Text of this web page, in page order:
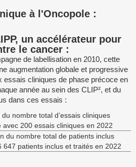
à l'Oncopole :
un accélérateur pour
le cancer :
de labellisation en 2010, cette
augmentation globale et progressive
essais cliniques de phase précoce en
année au sein des CLIP², et du
dans ces essais :
nombre total d’essais cliniques
avec 200 essais cliniques en 2022
du nombre total de patients inclus
647 patients inclus et traités en 2022